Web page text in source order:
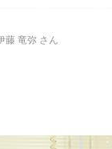
藤 竜弥 さん